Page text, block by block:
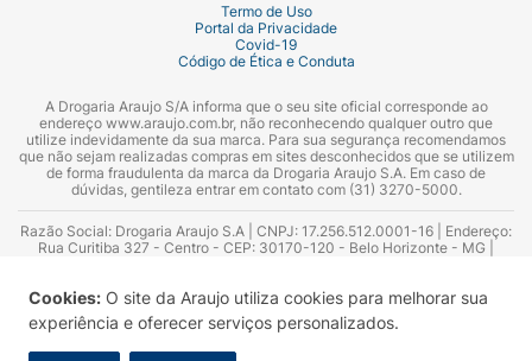
Cookies: O site da Araujo utiliza cookies para melhorar sua
experiência e oferecer serviços personalizados.
Termo de Uso
Portal da Privacidade
Covid-19
Código de Ética e Conduta
A Drogaria Araujo S/A informa que o seu site oficial corresponde ao
endereço www.araujo.com.br, não reconhecendo qualquer outro que
utilize indevidamente da sua marca. Para sua segurança recomendamos
que não sejam realizadas compras em sites desconhecidos que se utilizem
de forma fraudulenta da marca da Drogaria Araujo S.A. Em caso de
dúvidas, gentileza entrar em contato com (31) 3270-5000.
Razão Social: Drogaria Araujo S.A | CNPJ: 17.256.512.0001-16 | Endereço:
Rua Curitiba 327 - Centro - CEP: 30170-120 - Belo Horizonte - MG |
Azevedo Guimarães – CRF 10.965 | Yasmin Silva Alvarenga – CRF 52.584 -
Consultor substituto: Thiago Aguiar Pinheiro - CRF Nº 13.748. Alvará
Sanitário: 2025020713 | Autorização de Funcionamento da Empresa (AFE):